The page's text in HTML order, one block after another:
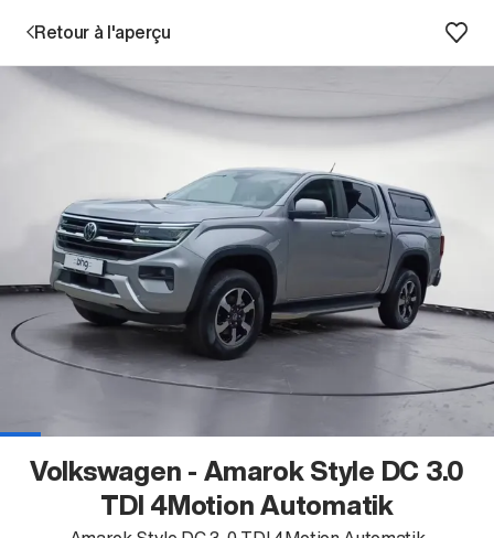
Prestations
Recherche d'un véhicule
Entreprise & Carrière
Retour à l'aperçu
Volkswagen - Amarok Style DC 3.0
TDI 4Motion Automatik